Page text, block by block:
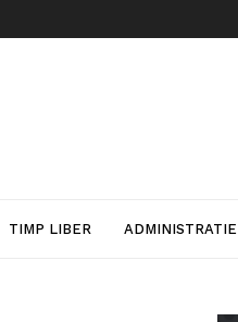
TIMP LIBER ADMINISTRATIE